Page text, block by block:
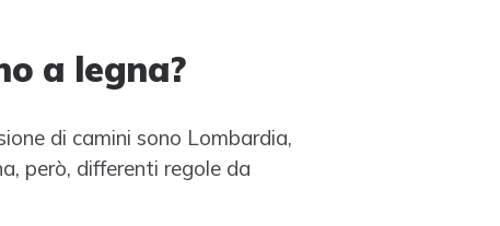
a legna?
di camini sono Lombardia,
però, differenti regole da